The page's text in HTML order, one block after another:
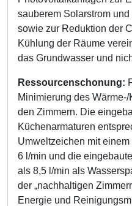
sauberem Solarstrom
sowie zur Reduktion der
Kühlung der Räume
das Grundwasser und
Ressourcenschonung:
Minimierung des
den Zimmern. Die
Küchenarmaturen
Umweltzeichen mit
6 l/min und die
als 8,5 l/min als
der „nachhaltigen
Energie und